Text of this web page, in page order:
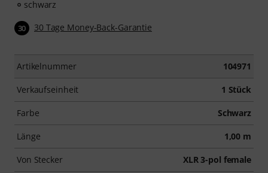
schwarz
30 30 Tage Money-Back-Garantie
Artikelnummer 104971
Verkaufseinheit 1 Stück
Farbe Schwarz
Länge 1,00 m
Von Stecker XLR 3-pol female